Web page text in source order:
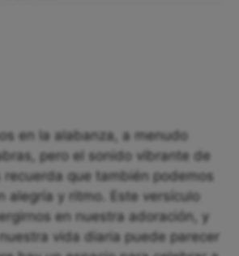
en la alabanza, a menudo
pero el sonido vibrante de
recuerda que también podemos
alegría y ritmo. Este versículo
en nuestra adoración, y
vida diaria puede parecer